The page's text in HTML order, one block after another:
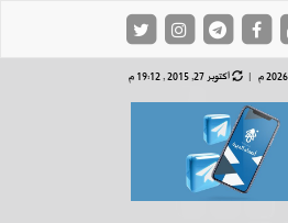
أكتوبر 27, 2015 , 19:12 م